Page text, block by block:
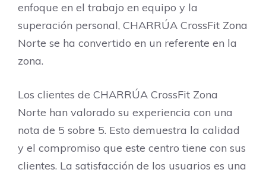
enfoque en el trabajo en equipo y la
superación personal, CHARRÚA CrossFit Zona
Norte se ha convertido en un referente en la
zona.
Los clientes de CHARRÚA CrossFit Zona
Norte han valorado su experiencia con una
nota de 5 sobre 5. Esto demuestra la calidad
y el compromiso que este centro tiene con sus
clientes. La satisfacción de los usuarios es una